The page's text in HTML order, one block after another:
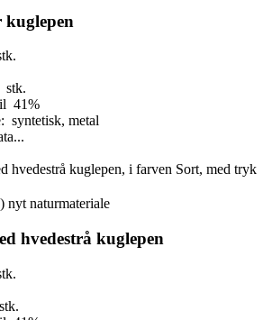
kuglepen
stk.
41%
syntetisk, metal
nyt naturmateriale
hvedestrå kuglepen